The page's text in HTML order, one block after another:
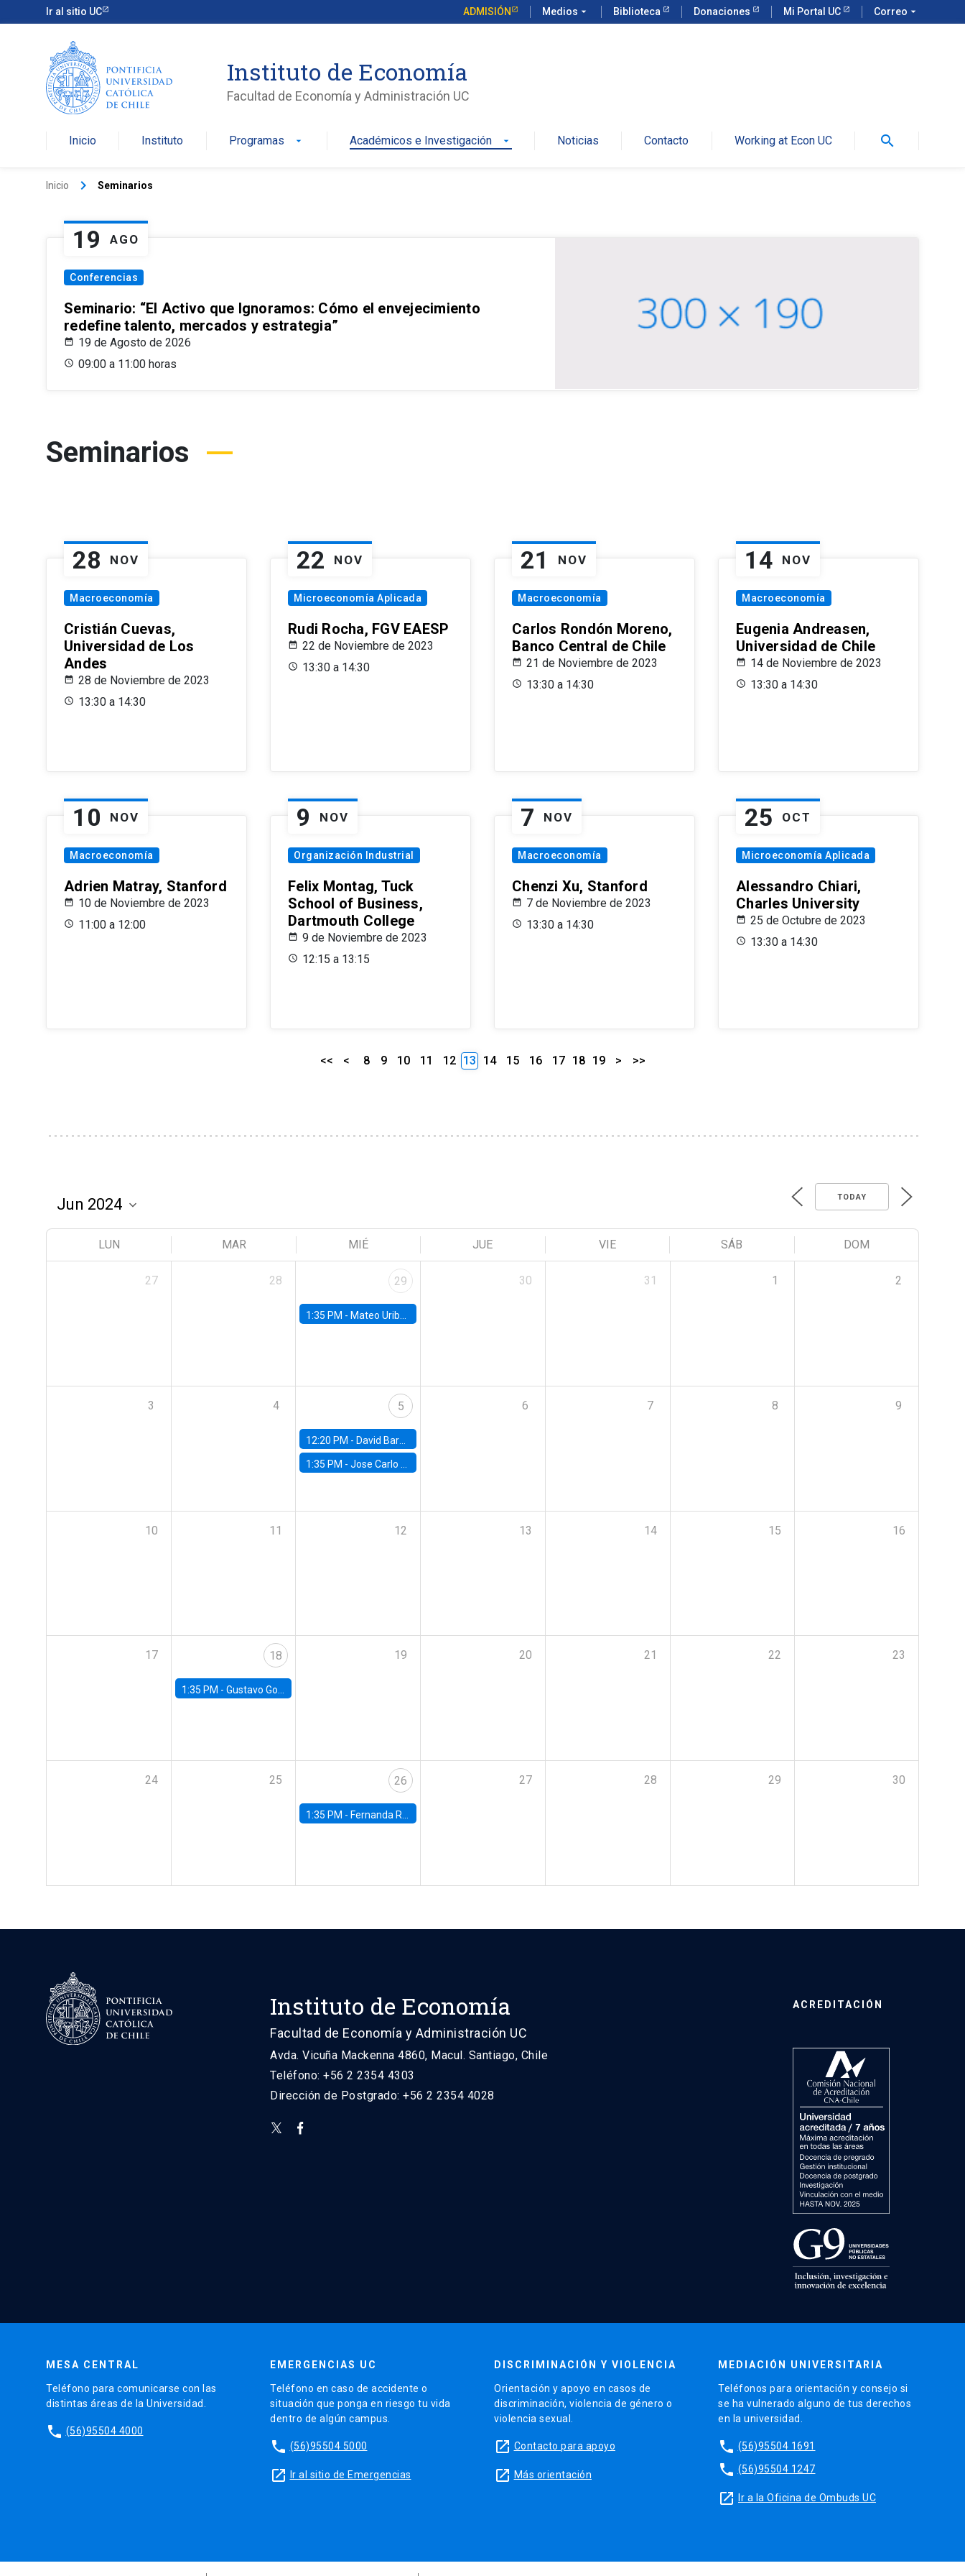
Ir al sitio UC ADMISIÓN Medios arrow_drop_down Biblioteca Donaciones Mi Portal UC Correo arrow_drop_down
Instituto de Economía
Facultad de Economía y Administración UC
Inicio Instituto Programas arrow_drop_down Académicos e Investigación arrow_drop_down Noticias Contacto Working at Econ UC search
Inicio keyboard_arrow_right Seminarios
19 AGO
Conferencias
Seminario: “El Activo que Ignoramos: Cómo el envejecimiento
redefine talento, mercados y estrategia”
19 de Agosto de 2026
09:00 a 11:00 horas
Seminarios
28 NOV
Macroeconomía
Cristián Cuevas,
Universidad de Los
Andes
28 de Noviembre de 2023
13:30 a 14:30
22 NOV
Microeconomía Aplicada
Rudi Rocha, FGV EAESP
22 de Noviembre de 2023
13:30 a 14:30
21 NOV
Macroeconomía
Carlos Rondón Moreno,
Banco Central de Chile
21 de Noviembre de 2023
13:30 a 14:30
14 NOV
Macroeconomía
Eugenia Andreasen,
Universidad de Chile
14 de Noviembre de 2023
13:30 a 14:30
10 NOV
Macroeconomía
Adrien Matray, Stanford
10 de Noviembre de 2023
11:00 a 12:00
9 NOV
Organización Industrial
Felix Montag, Tuck
School of Business,
Dartmouth College
9 de Noviembre de 2023
12:15 a 13:15
7 NOV
Macroeconomía
Chenzi Xu, Stanford
7 de Noviembre de 2023
13:30 a 14:30
25 OCT
Microeconomía Aplicada
Alessandro Chiari,
Charles University
25 de Octubre de 2023
13:30 a 14:30
<< < 8 9 10 11 12 13 14 15 16 17 18 19 > >>
TODAY
LUN MAR MIÉ JUE VIE SÁB DOM
27 28 29
1:35 PM - Mateo Uribe-Castro, Universidad de los Andes (Colombia)
30 31 1 2
3 4 5
12:20 PM - David Bardey, Universidad de los Andes - CEDE
1:35 PM -Jose Carlo Bermudez, UC (ME) & World Bank
6 7 8 9
10 11 12 13 14 15 16
17 18
1:35 PM - Gustavo González, Banco Central de Chile
19 20 21 22 23
24 25 26
1:35 PM - Fernanda Rojas Ampuero, University of Wisconsin-Madison
27 28 29 30
Instituto de Economía
Facultad de Economía y Administración UC
Avda. Vicuña Mackenna 4860, Macul. Santiago, Chile
Teléfono: +56 2 2354 4303
Dirección de Postgrado: +56 2 2354 4028
ACREDITACIÓN
MESA CENTRAL
Teléfono para comunicarse con las
distintas áreas de la Universidad.
phone (56)95504 4000
EMERGENCIAS UC
Teléfono en caso de accidente o
situación que ponga en riesgo tu vida
dentro de algún campus.
phone (56)95504 5000
launch Ir al sitio de Emergencias
DISCRIMINACIÓN Y VIOLENCIA
Orientación y apoyo en casos de
discriminación, violencia de género o
violencia sexual.
launch Contacto para apoyo
launch Más orientación
MEDIACIÓN UNIVERSITARIA
Teléfonos para orientación y consejo si
se ha vulnerado alguno de tus derechos
en la universidad.
phone (56)95504 1691
phone (56)95504 1247
launch Ir a la Oficina de Ombuds UC